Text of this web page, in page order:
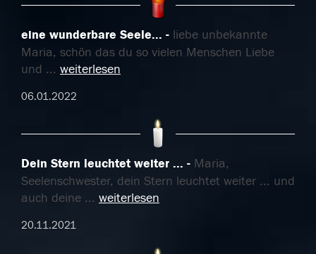
eine wunderbare Seele...
liebe unbekannte
Maria, schön das du so vielen Menschen Liebe
und ... weiterlesen
06.01.2022
Dein Stern leuchtet weiter ...
Maria,
Seelenschwester, dein Stern leuchtet weiter ... und
auch deine ... weiterlesen
20.11.2021